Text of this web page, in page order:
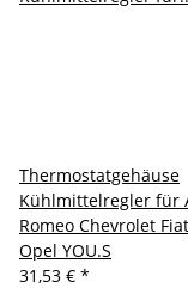
Thermostatgehäuse
Kühlmittelregler für
Romeo Chevrolet Fiat
Opel YOU.S
31,53 € *